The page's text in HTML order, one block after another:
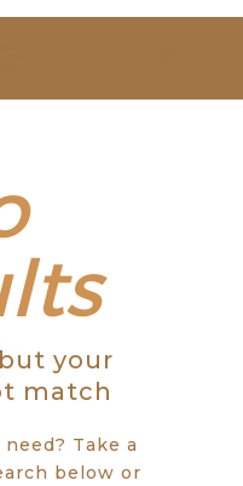
your
match
Take a
below or